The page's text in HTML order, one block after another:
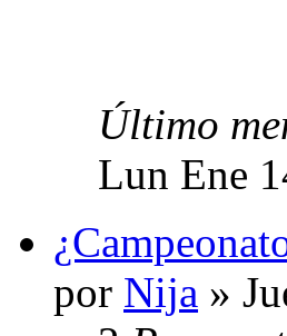
Último
Lun Ene
por Nija »